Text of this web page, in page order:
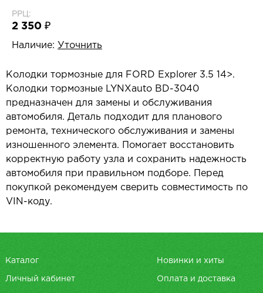
РРЦ:
2 350 ₽
Наличие: Уточнить
Колодки тормозные для FORD Explorer 3.5 14>.
Колодки тормозные LYNXauto BD-3040
предназначен для замены и обслуживания
автомобиля. Деталь подходит для планового
ремонта, технического обслуживания и замены
изношенного элемента. Помогает восстановить
корректную работу узла и сохранить надежность
автомобиля при правильном подборе. Перед
покупкой рекомендуем сверить совместимость по
VIN-коду.
Каталог Новинки и хиты
Личный кабинет Оплата и доставка